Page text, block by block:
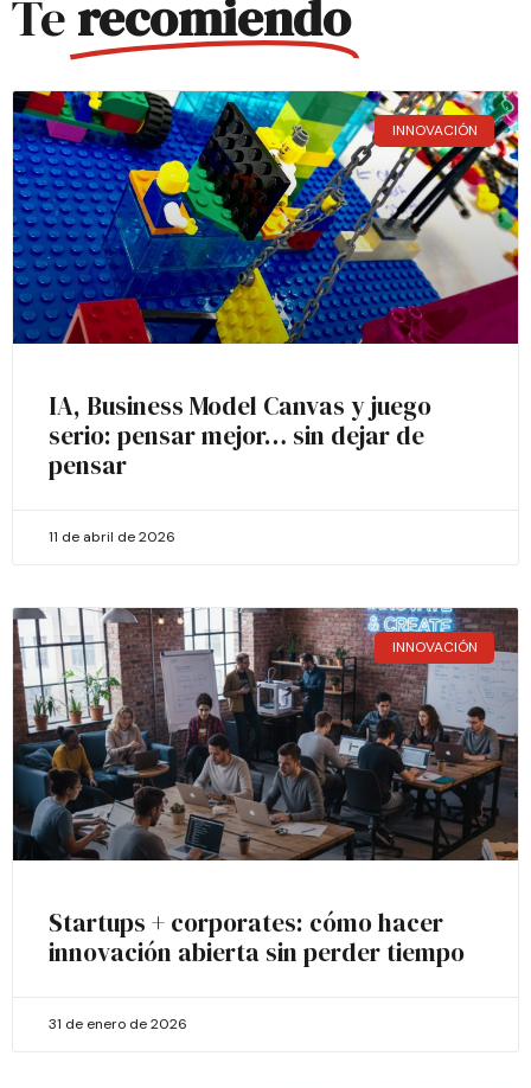
Terecomiendo
INNOVACIÓN
IA, Business Model Canvas y juego
serio: pensar mejor… sin dejar de
pensar
11 de abril de 2026
INNOVACIÓN
Startups + corporates: cómo hacer
innovación abierta sin perder tiempo
31 de enero de 2026